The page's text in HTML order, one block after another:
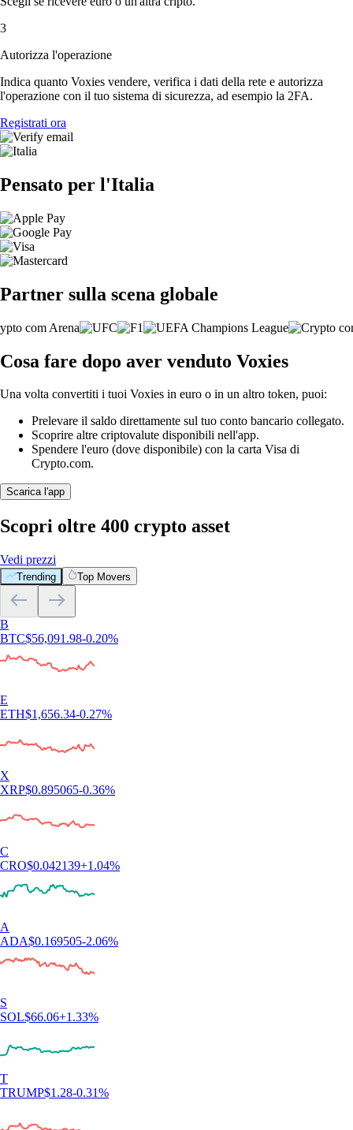
3
Autorizza l'operazione
Indica quanto Voxies vendere, verifica i dati della rete e autorizza
l'operazione con il tuo sistema di sicurezza, ad esempio la 2FA.
Registrati ora
Pensato per l'Italia
Partner sulla scena globale
Cosa fare dopo aver venduto Voxies
Una volta convertiti i tuoi Voxies in euro o in un altro token, puoi:
Prelevare il saldo direttamente sul tuo conto bancario collegato.
Scoprire altre criptovalute disponibili nell'app.
Spendere l'euro (dove disponibile) con la carta Visa di
Crypto.com.
Scarica l'app
Scopri oltre 400 crypto asset
Vedi prezzi
Trending Top Movers
B
BTC$56,091.98-0.20%
E
ETH$1,656.34-0.27%
X
XRP$0.895065-0.36%
C
CRO$0.042139+1.04%
A
ADA$0.169505-2.06%
S
SOL$66.06+1.33%
T
TRUMP$1.28-0.31%